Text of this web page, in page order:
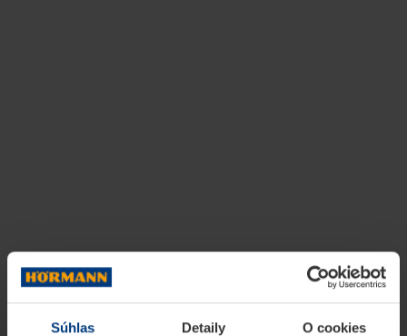
Súhlas Detaily O cookies